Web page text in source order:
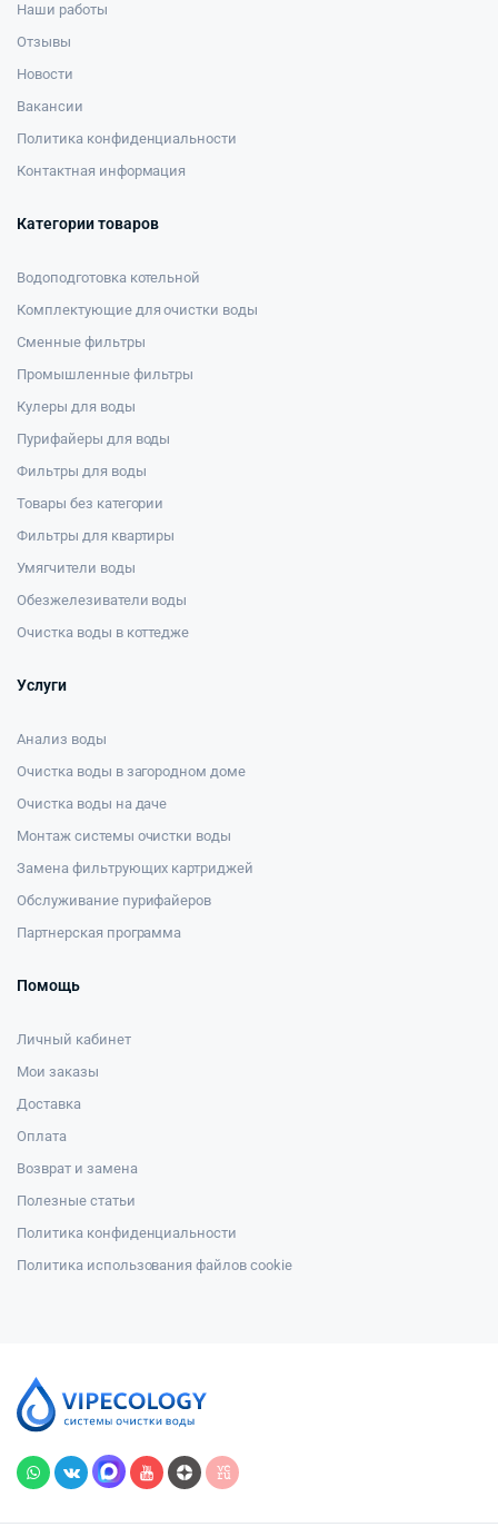
Наши работы
Отзывы
Новости
Вакансии
Политика конфиденциальности
Контактная информация
Категории товаров
Водоподготовка котельной
Комплектующие для очистки воды
Сменные фильтры
Промышленные фильтры
Кулеры для воды
Пурифайеры для воды
Фильтры для воды
Товары без категории
Фильтры для квартиры
Умягчители воды
Обезжелезиватели воды
Очистка воды в коттедже
Услуги
Анализ воды
Очистка воды в загородном доме
Очистка воды на даче
Монтаж системы очистки воды
Замена фильтрующих картриджей
Обслуживание пурифайеров
Партнерская программа
Помощь
Личный кабинет
Мои заказы
Доставка
Оплата
Возврат и замена
Полезные статьи
Политика конфиденциальности
Политика использования файлов cookie